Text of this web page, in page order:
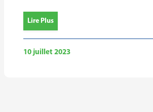
Lire Plus
10 juillet 2023